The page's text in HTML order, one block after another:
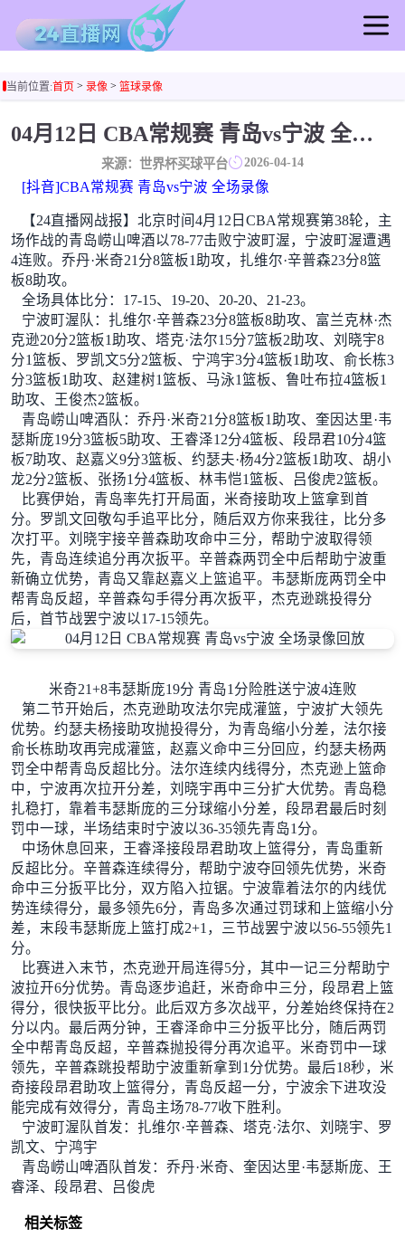
足球直播
足球录像
篮球集锦
足球新闻
篮球新闻
当前位置:首页> 录像 > 篮球录像
04月12日 CBA常规赛 青岛vs宁波 全场录像回放
来源：世界杯买球平台 2026-04-14
[抖音]CBA常规赛 青岛vs宁波 全场录像
【24直播网战报】北京时间4月12日CBA常规赛第38轮，主
场作战的青岛崂山啤酒以78-77击败宁波町渥，宁波町渥遭遇
4连败。乔丹·米奇21分8篮板1助攻，扎维尔·辛普森23分8篮
板8助攻。
全场具体比分：17-15、19-20、20-20、21-23。
宁波町渥队：扎维尔·辛普森23分8篮板8助攻、富兰克林·杰
克逊20分2篮板1助攻、塔克·法尔15分7篮板2助攻、刘晓宇8
分1篮板、罗凯文5分2篮板、宁鸿宇3分4篮板1助攻、俞长栋3
分3篮板1助攻、赵建树1篮板、马泳1篮板、鲁吐布拉4篮板1
助攻、王俊杰2篮板。
青岛崂山啤酒队：乔丹·米奇21分8篮板1助攻、奎因达里·韦
瑟斯庞19分3篮板5助攻、王睿泽12分4篮板、段昂君10分4篮
板7助攻、赵嘉义9分3篮板、约瑟夫·杨4分2篮板1助攻、胡小
龙2分2篮板、张扬1分4篮板、林韦恺1篮板、吕俊虎2篮板。
比赛伊始，青岛率先打开局面，米奇接助攻上篮拿到首
分。罗凯文回敬勾手追平比分，随后双方你来我往，比分多
次打平。刘晓宇接辛普森助攻命中三分，帮助宁波取得领
先，青岛连续追分再次扳平。辛普森两罚全中后帮助宁波重
新确立优势，青岛又靠赵嘉义上篮追平。韦瑟斯庞两罚全中
帮青岛反超，辛普森勾手得分再次扳平，杰克逊跳投得分
后，首节战罢宁波以17-15领先。
米奇21+8韦瑟斯庞19分 青岛1分险胜送宁波4连败
第二节开始后，杰克逊助攻法尔完成灌篮，宁波扩大领先
优势。约瑟夫杨接助攻抛投得分，为青岛缩小分差，法尔接
俞长栋助攻再完成灌篮，赵嘉义命中三分回应，约瑟夫杨两
罚全中帮青岛反超比分。法尔连续内线得分，杰克逊上篮命
中，宁波再次拉开分差，刘晓宇再中三分扩大优势。青岛稳
扎稳打，靠着韦瑟斯庞的三分球缩小分差，段昂君最后时刻
罚中一球，半场结束时宁波以36-35领先青岛1分。
中场休息回来，王睿泽接段昂君助攻上篮得分，青岛重新
反超比分。辛普森连续得分，帮助宁波夺回领先优势，米奇
命中三分扳平比分，双方陷入拉锯。宁波靠着法尔的内线优
势连续得分，最多领先6分，青岛多次通过罚球和上篮缩小分
差，末段韦瑟斯庞上篮打成2+1，三节战罢宁波以56-55领先1
分。
比赛进入末节，杰克逊开局连得5分，其中一记三分帮助宁
波拉开6分优势。青岛逐步追赶，米奇命中三分，段昂君上篮
得分，很快扳平比分。此后双方多次战平，分差始终保持在2
分以内。最后两分钟，王睿泽命中三分扳平比分，随后两罚
全中帮青岛反超，辛普森抛投得分再次追平。米奇罚中一球
领先，辛普森跳投帮助宁波重新拿到1分优势。最后18秒，米
奇接段昂君助攻上篮得分，青岛反超一分，宁波余下进攻没
能完成有效得分，青岛主场78-77收下胜利。
宁波町渥队首发：扎维尔·辛普森、塔克·法尔、刘晓宇、罗
凯文、宁鸿宇
青岛崂山啤酒队首发：乔丹·米奇、奎因达里·韦瑟斯庞、王
睿泽、段昂君、吕俊虎
相关标签